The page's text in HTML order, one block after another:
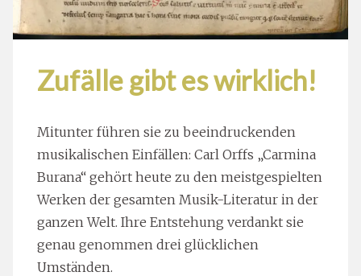
Zufälle gibt es wirklich!
Mitunter führen sie zu beeindruckenden
musikalischen Einfällen: Carl Orffs „Carmina
Burana“ gehört heute zu den meistgespielten
Werken der gesamten Musik-Literatur in der
ganzen Welt. Ihre Entstehung verdankt sie
genau genommen drei glücklichen
Umständen.